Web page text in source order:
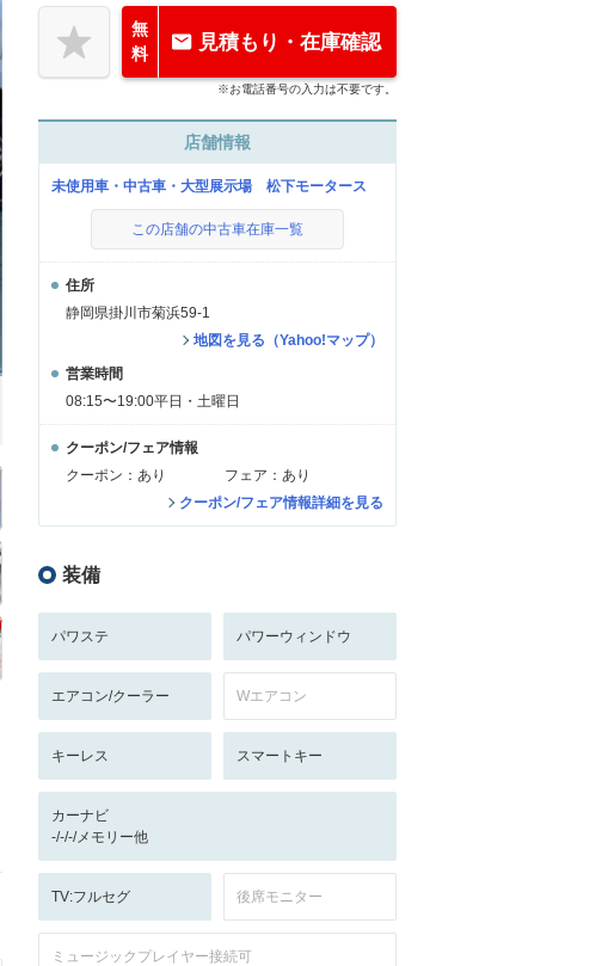
無
料
見積もり・在庫確認
※お電話番号の入力は不要です。
店舗情報
未使用車・中古車・大型展示場 松下モータース
この店舗の中古車在庫一覧
住所
静岡県掛川市菊浜59-1
地図を見る（Yahoo!マップ）
営業時間
08:15〜19:00平日・土曜日
クーポン/フェア情報
クーポン：あり
フェア：あり
クーポン/フェア情報詳細を見る
装備
パワステ パワーウィンドウ
エアコン/クーラー Wエアコン
キーレス スマートキー
カーナビ
-/-/-/メモリー他
TV:フルセグ 後席モニター
ミュージックプレイヤー接続可